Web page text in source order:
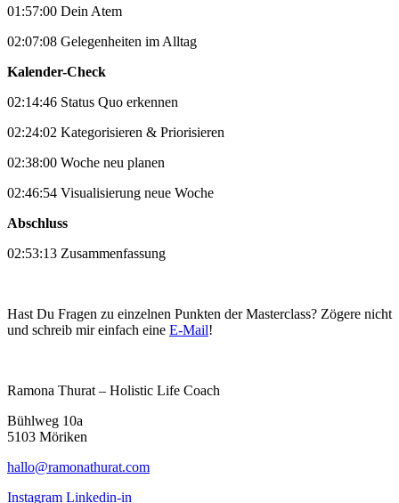
01:57:00 Dein Atem
02:07:08 Gelegenheiten im Alltag
Kalender-Check
02:14:46 Status Quo erkennen
02:24:02 Kategorisieren & Priorisieren
02:38:00 Woche neu planen
02:46:54 Visualisierung neue Woche
Abschluss
02:53:13 Zusammenfassung
Hast Du Fragen zu einzelnen Punkten der Masterclass? Zögere nicht
und schreib mir einfach eine E-Mail!
Ramona Thurat – Holistic Life Coach
Bühlweg 10a
5103 Möriken
hallo@ramonathurat.com
Instagram Linkedin-in